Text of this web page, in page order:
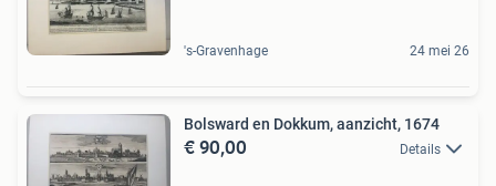
's-Gravenhage 24 mei 26
Bolsward en Dokkum, aanzicht, 1674
€ 90,00 Details